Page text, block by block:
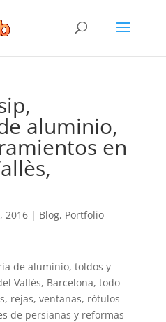
aluminio,
en
2016| Blog, Portfolio
de aluminio, toldos y
Vallès, Barcelona, todo
rejas, ventanas, rótulos
de persianas y reformas